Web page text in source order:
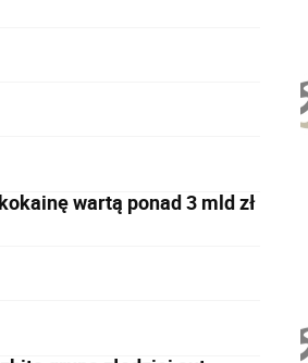
wartą ponad 3 mld zł